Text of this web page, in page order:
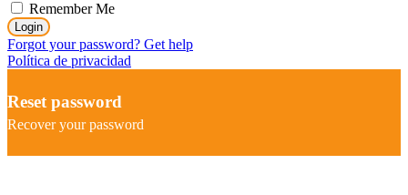
Remember Me
Login
Forgot your password? Get help
Política de privacidad
Reset password
Recover your password